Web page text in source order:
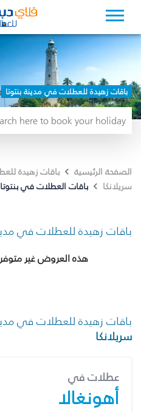
باقات زهيدة للعطلات في مدينة بنتوتا
الصفحة الرئيسية باقات زهيدة
سريلانكا
باقات العطلات في بنتوتا
باقات زهيدة للعطلات في
هذه العروض غير
باقات زهيدة للعطلات في
سريلانكا
عطلات في
أهونغالا